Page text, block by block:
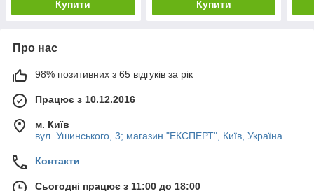
Купити Купити
Про нас
98% позитивних з 65 відгуків за рік
Працює з 10.12.2016
м. Київ
вул. Ушинського, 3; магазин "ЕКСПЕРТ", Київ, Україна
Контакти
Сьогодні працює з 11:00 до 18:00